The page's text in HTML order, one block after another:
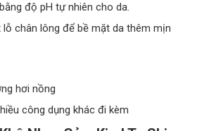
độ pH tự nhiên cho da.
lỗ chân lông để bề mặt da thêm mịn
hơi nồng
công dụng khác đi kèm